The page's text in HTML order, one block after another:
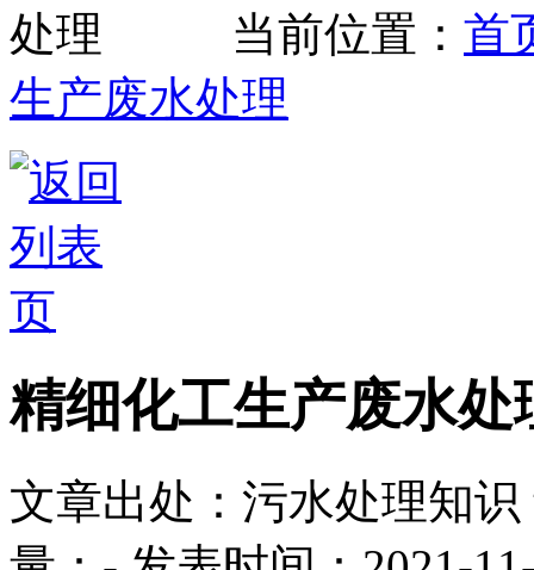
当前位置： 首
生产废水处理
精细化工生产废水处
文章出处：污水处理知识